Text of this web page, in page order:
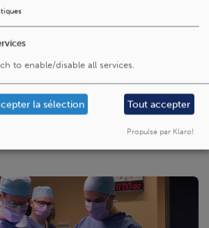
(revalidation
to enable/disable all services.
la sélection Tout accepter
Propulsé par Klaro!